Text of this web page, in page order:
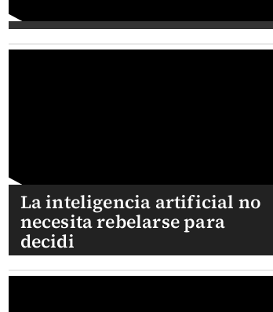
La inteligencia artificial no
necesita rebelarse para
decidi